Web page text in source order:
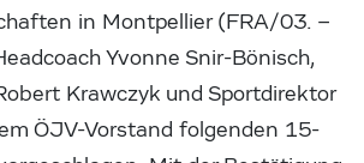
in Montpellier (FRA/03. –
Yvonne Snir-Bönisch,
Krawczyk und Sportdirektor
ÖJV-Vorstand folgenden 15-